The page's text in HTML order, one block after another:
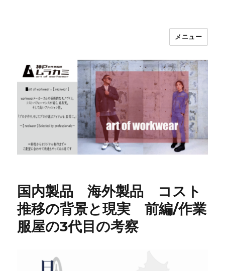
メニュー
国内製品 海外製品 コスト
推移の背景と現実 前編/作業
服屋の3代目の考察